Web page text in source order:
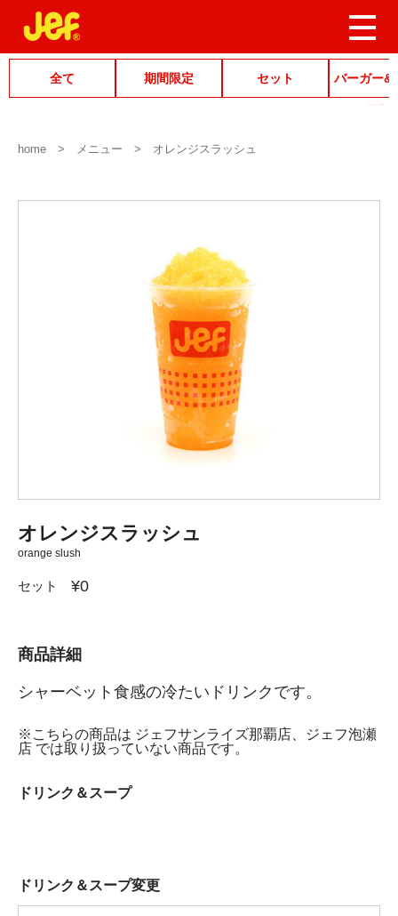
全て 期間限定 セット バーガー&
home メニュー オレンジスラッシュ
オレンジスラッシュ
orange slush
セット ¥0
商品詳細
シャーベット食感の冷たいドリンクです。
※こちらの商品は ジェフサンライズ那覇店、ジェフ泡瀬
店 では取り扱っていない商品です。
ドリンク＆スープ
ドリンク＆スープ変更